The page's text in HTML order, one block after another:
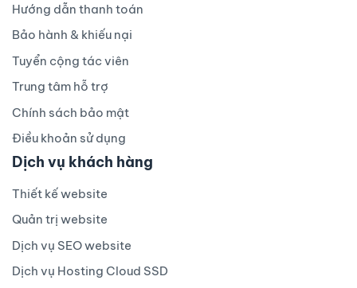
Hướng dẫn thanh toán
Bảo hành & khiếu nại
Tuyển cộng tác viên
Trung tâm hỗ trợ
Chính sách bảo mật
Điều khoản sử dụng
Dịch vụ khách hàng
Thiết kế website
Quản trị website
Dịch vụ SEO website
Dịch vụ Hosting Cloud SSD